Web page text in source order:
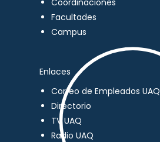
Coordinaciones
Facultades
Campus
Enlaces
Correo de Empleados UAQ
Directorio
TV UAQ
Radio UAQ